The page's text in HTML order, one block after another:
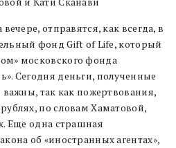
отправятся, как всегда, в
фонд Gift of Life, который
московского фонда
Сегодня деньги, полученные
важны, так как пожертвования,
по словам Хаматовой,
Еще одна страшная
об «иностранных агентах»,